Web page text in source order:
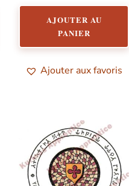
AJOUTER AU
PANIER
Ajouter aux favoris